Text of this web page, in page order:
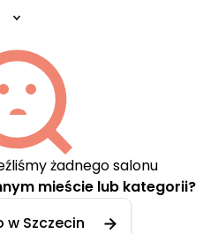
żadnego salonu
mieście lub kategorii?
w Szczecin